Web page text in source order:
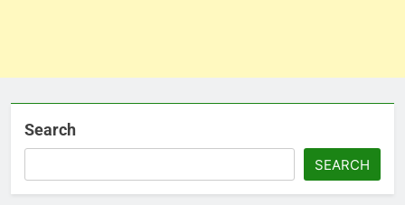
Search
SEARCH